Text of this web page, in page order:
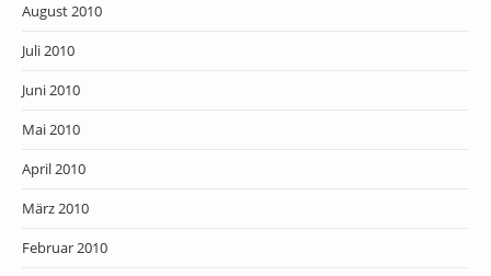
August 2010
Juli 2010
Juni 2010
Mai 2010
April 2010
März 2010
Februar 2010